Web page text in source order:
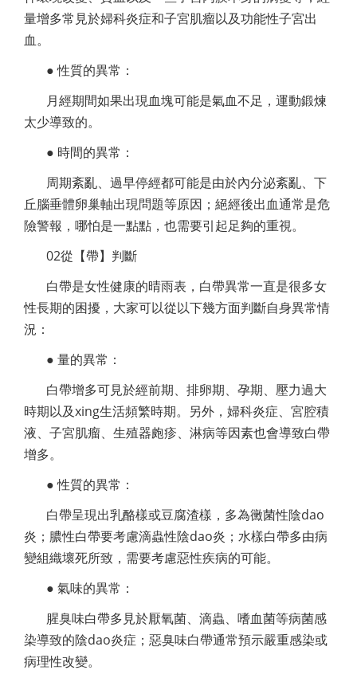
量增多常見於婦科炎症和子宮肌瘤以及功能性子宮出
血。
● 性質的異常：
月經期間如果出現血塊可能是氣血不足，運動鍛煉
太少導致的。
● 時間的異常：
周期紊亂、過早停經都可能是由於內分泌紊亂、下
丘腦垂體卵巢軸出現問題等原因；絕經後出血通常是危
險警報，哪怕是一點點，也需要引起足夠的重視。
02從【帶】判斷
白帶是女性健康的晴雨表，白帶異常一直是很多女
性長期的困擾，大家可以從以下幾方面判斷自身異常情
況：
● 量的異常：
白帶增多可見於經前期、排卵期、孕期、壓力過大
時期以及xing生活頻繁時期。另外，婦科炎症、宮腔積
液、子宮肌瘤、生殖器皰疹、淋病等因素也會導致白帶
增多。
● 性質的異常：
白帶呈現出乳酪樣或豆腐渣樣，多為黴菌性陰dao
炎；膿性白帶要考慮滴蟲性陰dao炎；水樣白帶多由病
變組織壞死所致，需要考慮惡性疾病的可能。
● 氣味的異常：
腥臭味白帶多見於厭氧菌、滴蟲、嗜血菌等病菌感
染導致的陰dao炎症；惡臭味白帶通常預示嚴重感染或
病理性改變。